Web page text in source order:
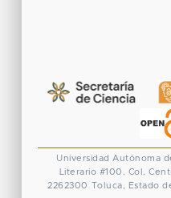
Universidad Autónoma
Literario #100. Col.
2262300 Toluca, Estado